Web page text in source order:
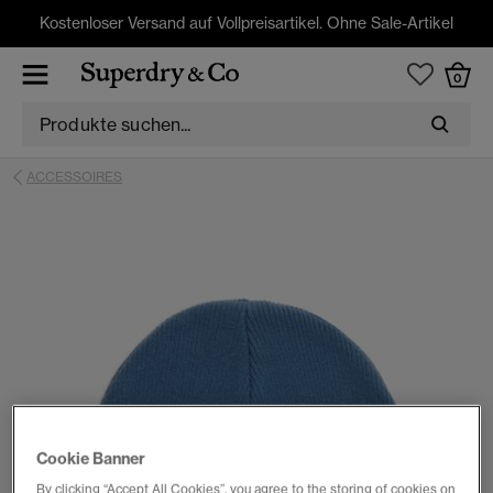
Kostenloser Versand auf Vollpreisartikel. Ohne Sale-Artikel
0
ACCESSOIRES
Cookie Banner